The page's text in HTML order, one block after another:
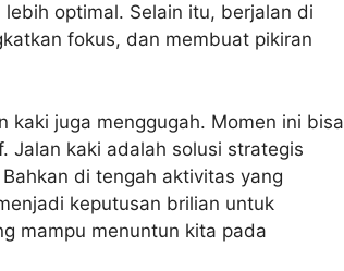
optimal. Selain itu, berjalan di
fokus, dan membuat pikiran
kaki juga menggugah. Momen ini bisa
Jalan kaki adalah solusi strategis
di tengah aktivitas yang
keputusan brilian untuk
mampu menuntun kita pada